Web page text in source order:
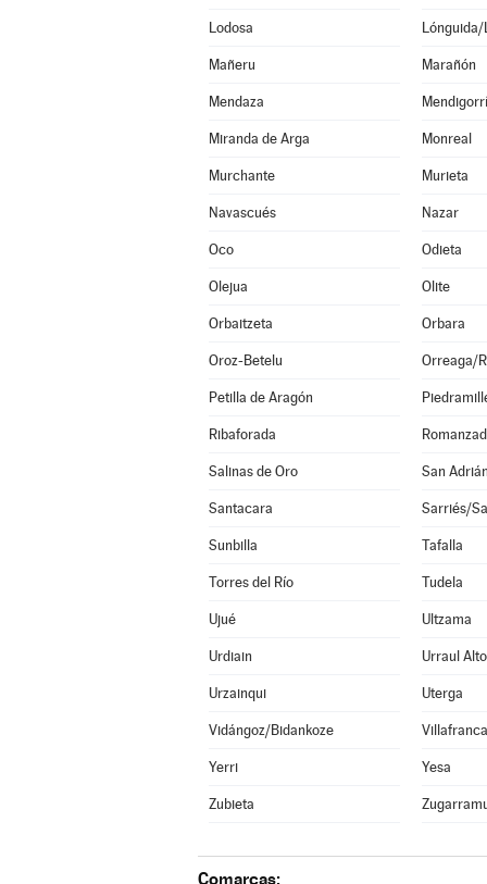
Lodosa Lónguida/
Mañeru Marañón
Mendaza
Miranda de Arga Monreal
Murchante Murieta
Navascués Nazar
Oco Odieta
Olejua Olite
Orbaitzeta Orbara
Oroz-Betelu Orreaga/
Petilla de Aragón
Ribaforada
Salinas de Oro San Adrián
Santacara Sarriés/
Sunbilla Tafalla
Torres del Río Tudela
Ujué Ultzama
Urdiain Urraul Alto
Urzainqui Uterga
Vidángoz/Bidankoze Villafranca
Yerri Yesa
Zubieta
Comarcas: